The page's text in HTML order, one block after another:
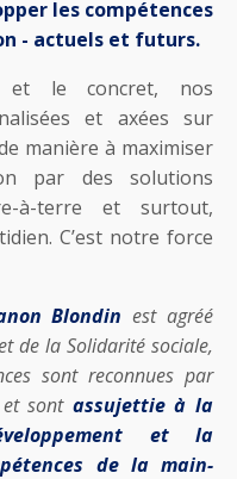
les compétences
- actuels et futurs.
et le concret, nos
et axées sur
manière à maximiser
par des solutions
à-terre et surtout,
C’est notre force
Blondin est agréé
de la Solidarité sociale,
sont reconnues par
sont assujettie à la
et la
de la main-